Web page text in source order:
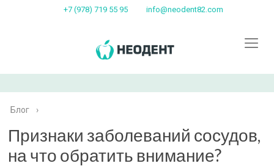
+7 (978) 719 55 95 info@neodent82.com
Блог ›
Признаки заболеваний сосудов,
на что обратить внимание?